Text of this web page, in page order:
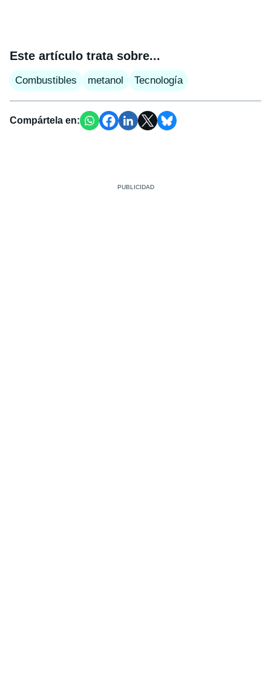
Este artículo trata sobre...
Combustibles metanol Tecnología
Compártela en: